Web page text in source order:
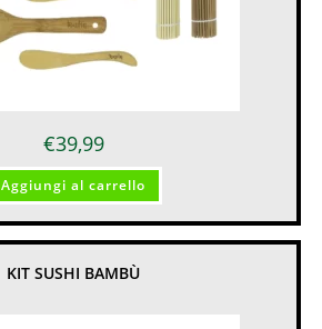
€39,99
Aggiungi al carrello
KIT SUSHI BAMBÙ